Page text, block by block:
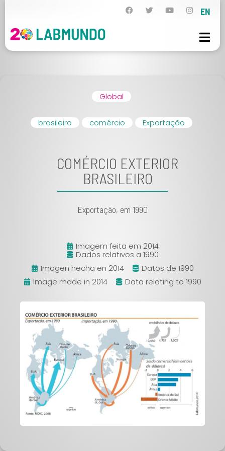
EN
Global
brasileiro comércio Exportação
COMÉRCIO EXTERIOR
BRASILEIRO
Exportação, em 1990
Imagem feita em 2014
Dados relativos a 1990
Imagen hecha en 2014
Datos de 1990
Image made in 2014
Data relating to 1990